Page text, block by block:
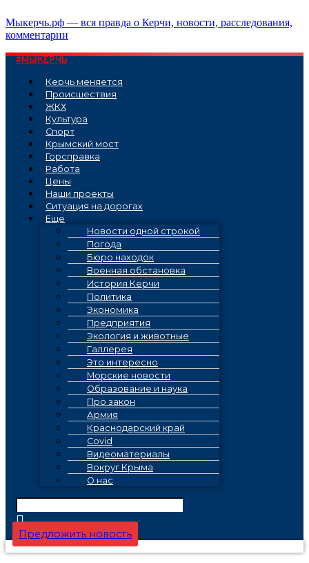
к
содержимому
Мыкерчь.рф — вся правда о Керчи, новости, расследования,
комментарии
#МЫКЕРЧЬ
Керчь меняется
Проиcшествия
ЖКХ
Культура
Спорт
Крымский мост
Горсправка
Работа
Цены
Наши проекты
Ситуация на дорогах
Еще
Новости одной строкой
Погода
Бюро находок
Военная обстановка
История Керчи
Политика
Экономика
Предприятия
Экология и животные
Галлерея
Это интересно
Морские новости
Образование и наука
Про закон
Армия
Краснодарский край
Covid
Видеоматериалы
Вокруг Крыма
О нас
Предложить новость